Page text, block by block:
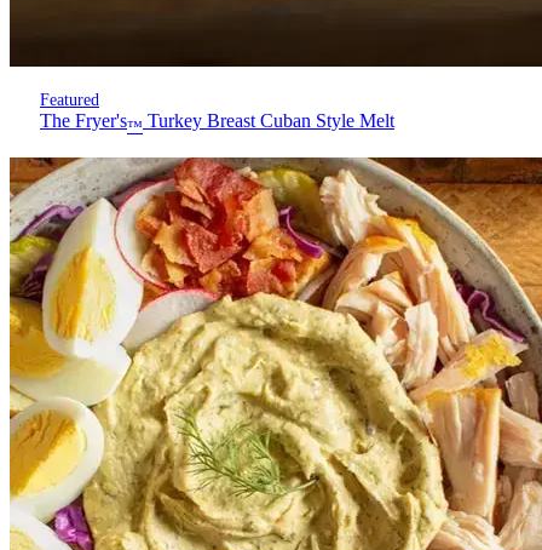
Featured
The Fryer's™ Turkey Breast Cuban Style Melt